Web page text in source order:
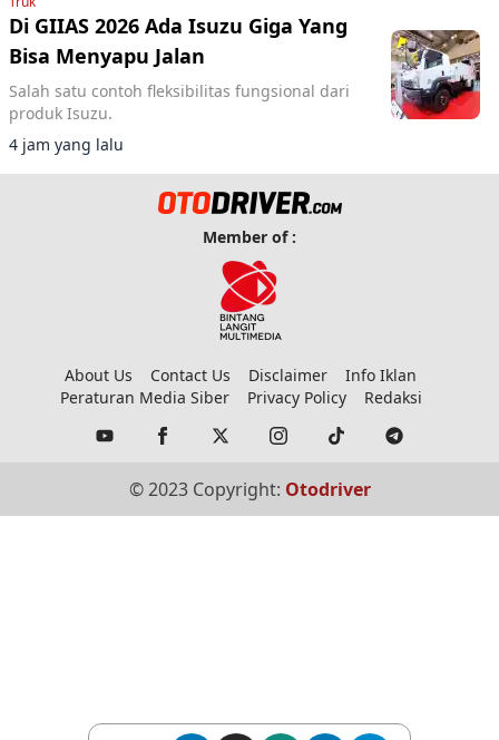
Di GIIAS 2026 Ada Isuzu Giga Yang
Bisa Menyapu Jalan
Salah satu contoh fleksibilitas fungsional dari
produk Isuzu.
4 jam yang lalu
Member of :
About Us Contact Us Disclaimer
Info Iklan
Peraturan Media Siber
Privacy Policy Redaksi
© 2023 Copyright: Otodriver